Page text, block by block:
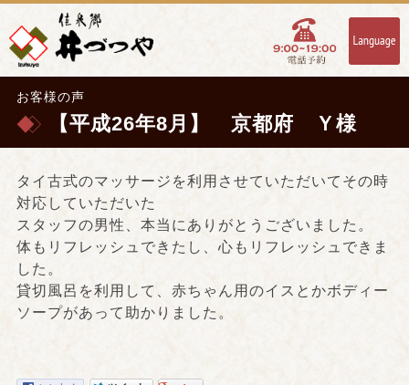
お客様の声
【平成26年8月】 京都府 Ｙ様
タイ古式のマッサージを利用させていただいてその時
対応していただいた
スタッフの男性、本当にありがとうございました。
体もリフレッシュできたし、心もリフレッシュできま
した。
貸切風呂を利用して、赤ちゃん用のイスとかボディー
ソープがあって助かりました。